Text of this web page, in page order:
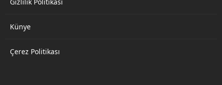
Künye
Çerez Politikası